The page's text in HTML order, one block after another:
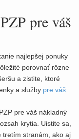
pre váš
najlepšej ponuky
porovnať rôzne
a zistite, ktoré
a služby pre váš
pre váš nákladný
krytia. Uistite sa,
tretím stranám, ako aj